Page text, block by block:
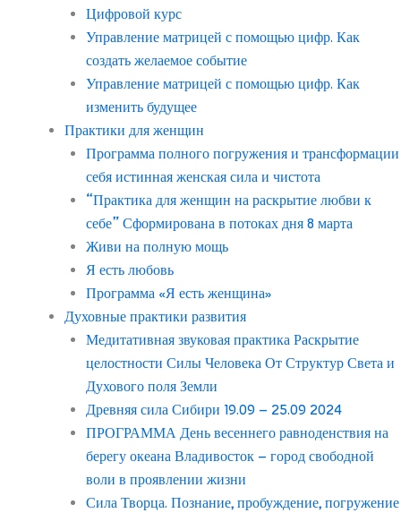
Цифровой курс
Управление матрицей с помощью цифр. Как
создать желаемое событие
Управление матрицей с помощью цифр. Как
изменить будущее
Практики для женщин
Программа полного погружения и трансформации
себя истинная женская сила и чистота
“Практика для женщин на раскрытие любви к
себе” Сформирована в потоках дня 8 марта
Живи на полную мощь
Я есть любовь
Программа «Я есть женщина»
Духовные практики развития
Медитативная звуковая практика Раскрытие
целостности Силы Человека От Структур Света и
Духового поля Земли
Древняя сила Сибири 19.09 – 25.09 2024
ПРОГРАММА День весеннего равноденствия на
берегу океана Владивосток – город свободной
воли в проявлении жизни
Сила Творца. Познание, пробуждение, погружение